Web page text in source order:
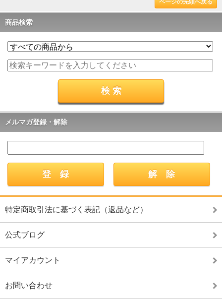
ページの先頭へ戻る
商品検索
メルマガ登録・解除
特定商取引法に基づく表記（返品など）
公式ブログ
マイアカウント
お問い合わせ